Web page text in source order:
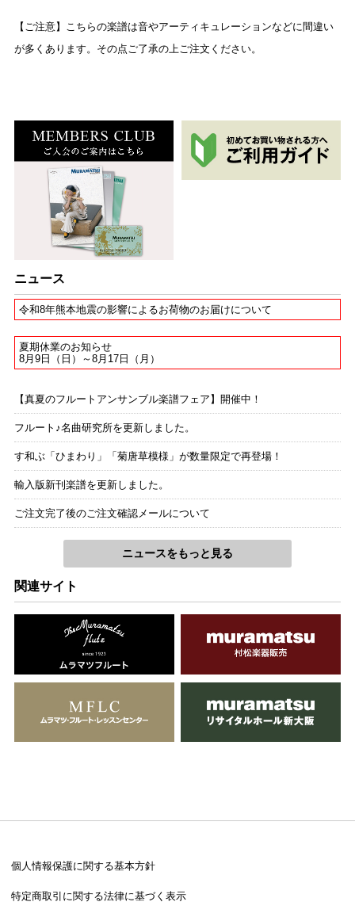
【ご注意】こちらの楽譜は音やアーティキュレーションなどに間違い
が多くあります。その点ご了承の上ご注文ください。
ニュース
令和8年熊本地震の影響によるお荷物のお届けについて
夏期休業のお知らせ
8月9日（日）～8月17日（月）
【真夏のフルートアンサンブル楽譜フェア】開催中！
フルート♪名曲研究所を更新しました。
す和ぶ「ひまわり」「菊唐草模様」が数量限定で再登場！
輸入版新刊楽譜を更新しました。
ご注文完了後のご注文確認メールについて
ニュースをもっと見る
関連サイト
個人情報保護に関する基本方針
特定商取引に関する法律に基づく表示